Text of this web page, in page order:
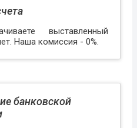
выставленный
Наша комиссия - 0%.
банковской